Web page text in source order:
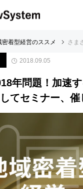
密着型経営のススメ さまざまな2018年
2018.09.05
年問題！加速
てセミナー、